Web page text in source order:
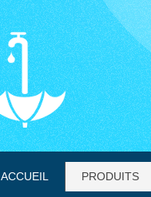
ACCUEIL PRODUITS